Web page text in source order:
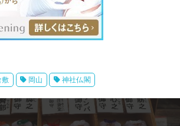
敷 岡山 神社仏閣